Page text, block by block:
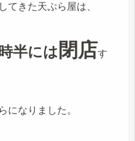
てきた天ぷら屋は、
半には 閉店す
になりました。